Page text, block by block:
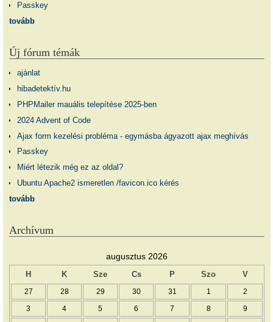
Passkey
tovább
Új fórum témák
ajánlat
hibadetektív.hu
PHPMailer mauális telepítése 2025-ben
2024 Advent of Code
Ajax form kezelési probléma - egymásba ágyazott ajax meghívás
Passkey
Miért létezik még ez az oldal?
Ubuntu Apache2 ismeretlen /favicon.ico kérés
tovább
Archívum
augusztus 2026
H K Sze Cs P Szo V
27 28 29 30 31 1 2
3 4 5 6 7 8 9